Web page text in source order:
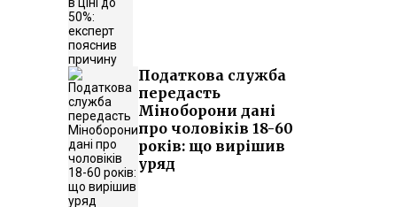
Податкова служба
передасть
Міноборони дані
про чоловіків 18-60
років: що вирішив
уряд